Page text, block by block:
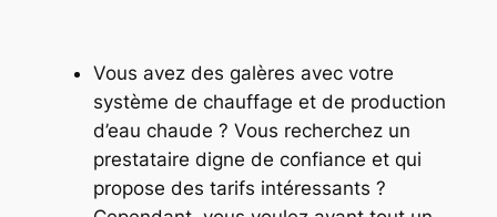
Vous avez des galères avec votre
système de chauffage et de production
d’eau chaude ? Vous recherchez un
prestataire digne de confiance et qui
propose des tarifs intéressants ?